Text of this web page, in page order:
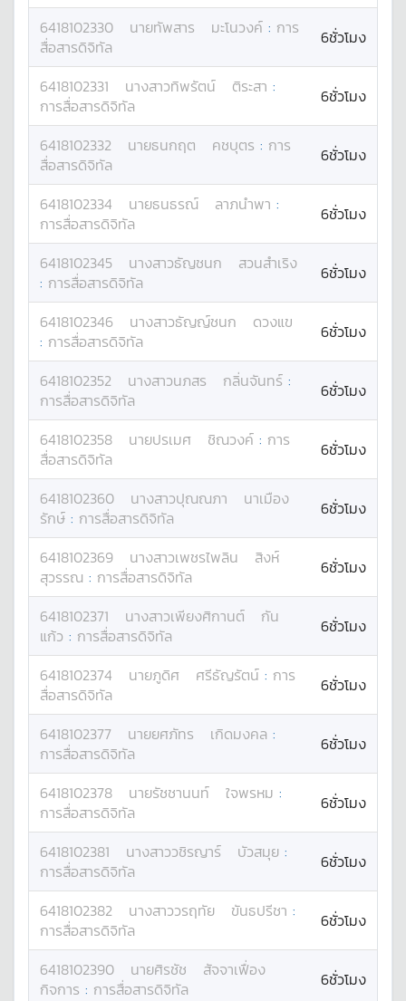
6418102330 นายทัพสาร มะโนวงค์ : การ
สื่อสารดิจิทัล
6ชั่วโมง
6418102331 นางสาวทิพรัตน์ ติระสา :
การสื่อสารดิจิทัล
6ชั่วโมง
6418102332 นายธนกฤต คชบุตร : การ
สื่อสารดิจิทัล
6ชั่วโมง
6418102334 นายธนธรณ์ ลาภนำพา :
การสื่อสารดิจิทัล
6ชั่วโมง
6418102345 นางสาวธัญชนก
สวนสำเริง
: การสื่อสารดิจิทัล 6ชั่วโมง
6418102346 นางสาวธัญญ์ชนก
ดวงแข
: การสื่อสารดิจิทัล 6ชั่วโมง
6418102352 นางสาวนภสร กลิ่นจันทร์ :
การสื่อสารดิจิทัล
6ชั่วโมง
6418102358 นายปรเมศ ชิณวงค์ : การ
สื่อสารดิจิทัล
6ชั่วโมง
6418102360 นางสาวปุณณภา
นาเมือง
รักษ์ : การสื่อสารดิจิทัล 6ชั่วโมง
6418102369 นางสาวเพชรไพลิน
สิงห์
สุวรรณ : การสื่อสารดิจิทัล 6ชั่วโมง
6418102371 นางสาวเพียงศิกานต์
กัน
แก้ว : การสื่อสารดิจิทัล 6ชั่วโมง
6418102374 นายภูดิศ ศรีธัญรัตน์ : การ
สื่อสารดิจิทัล
6ชั่วโมง
6418102377 นายยศภัทร เกิดมงคล :
การสื่อสารดิจิทัล
6ชั่วโมง
6418102378 นายรัชชานนท์ ใจพรหม :
การสื่อสารดิจิทัล
6ชั่วโมง
6418102381 นางสาววชิรญาร์ บัวสมุย :
การสื่อสารดิจิทัล
6ชั่วโมง
6418102382 นางสาววรฤทัย ขันธปรีชา :
การสื่อสารดิจิทัล
6ชั่วโมง
6418102390 นายศิรชัช
สัจจาเฟื่อง
กิจการ : การสื่อสารดิจิทัล 6ชั่วโมง